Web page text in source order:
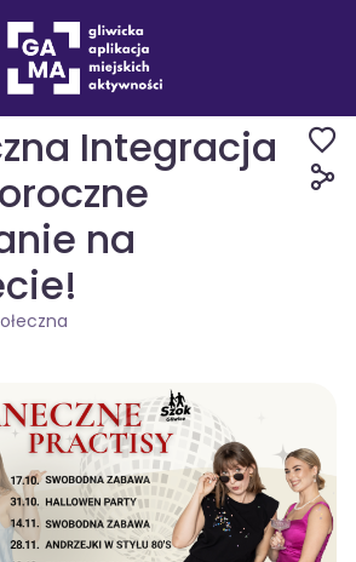
Aktywność społeczna
Integracja
na